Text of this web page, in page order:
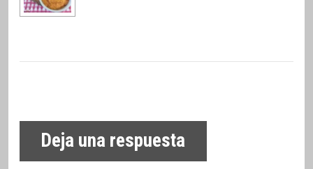
Deja una respuesta